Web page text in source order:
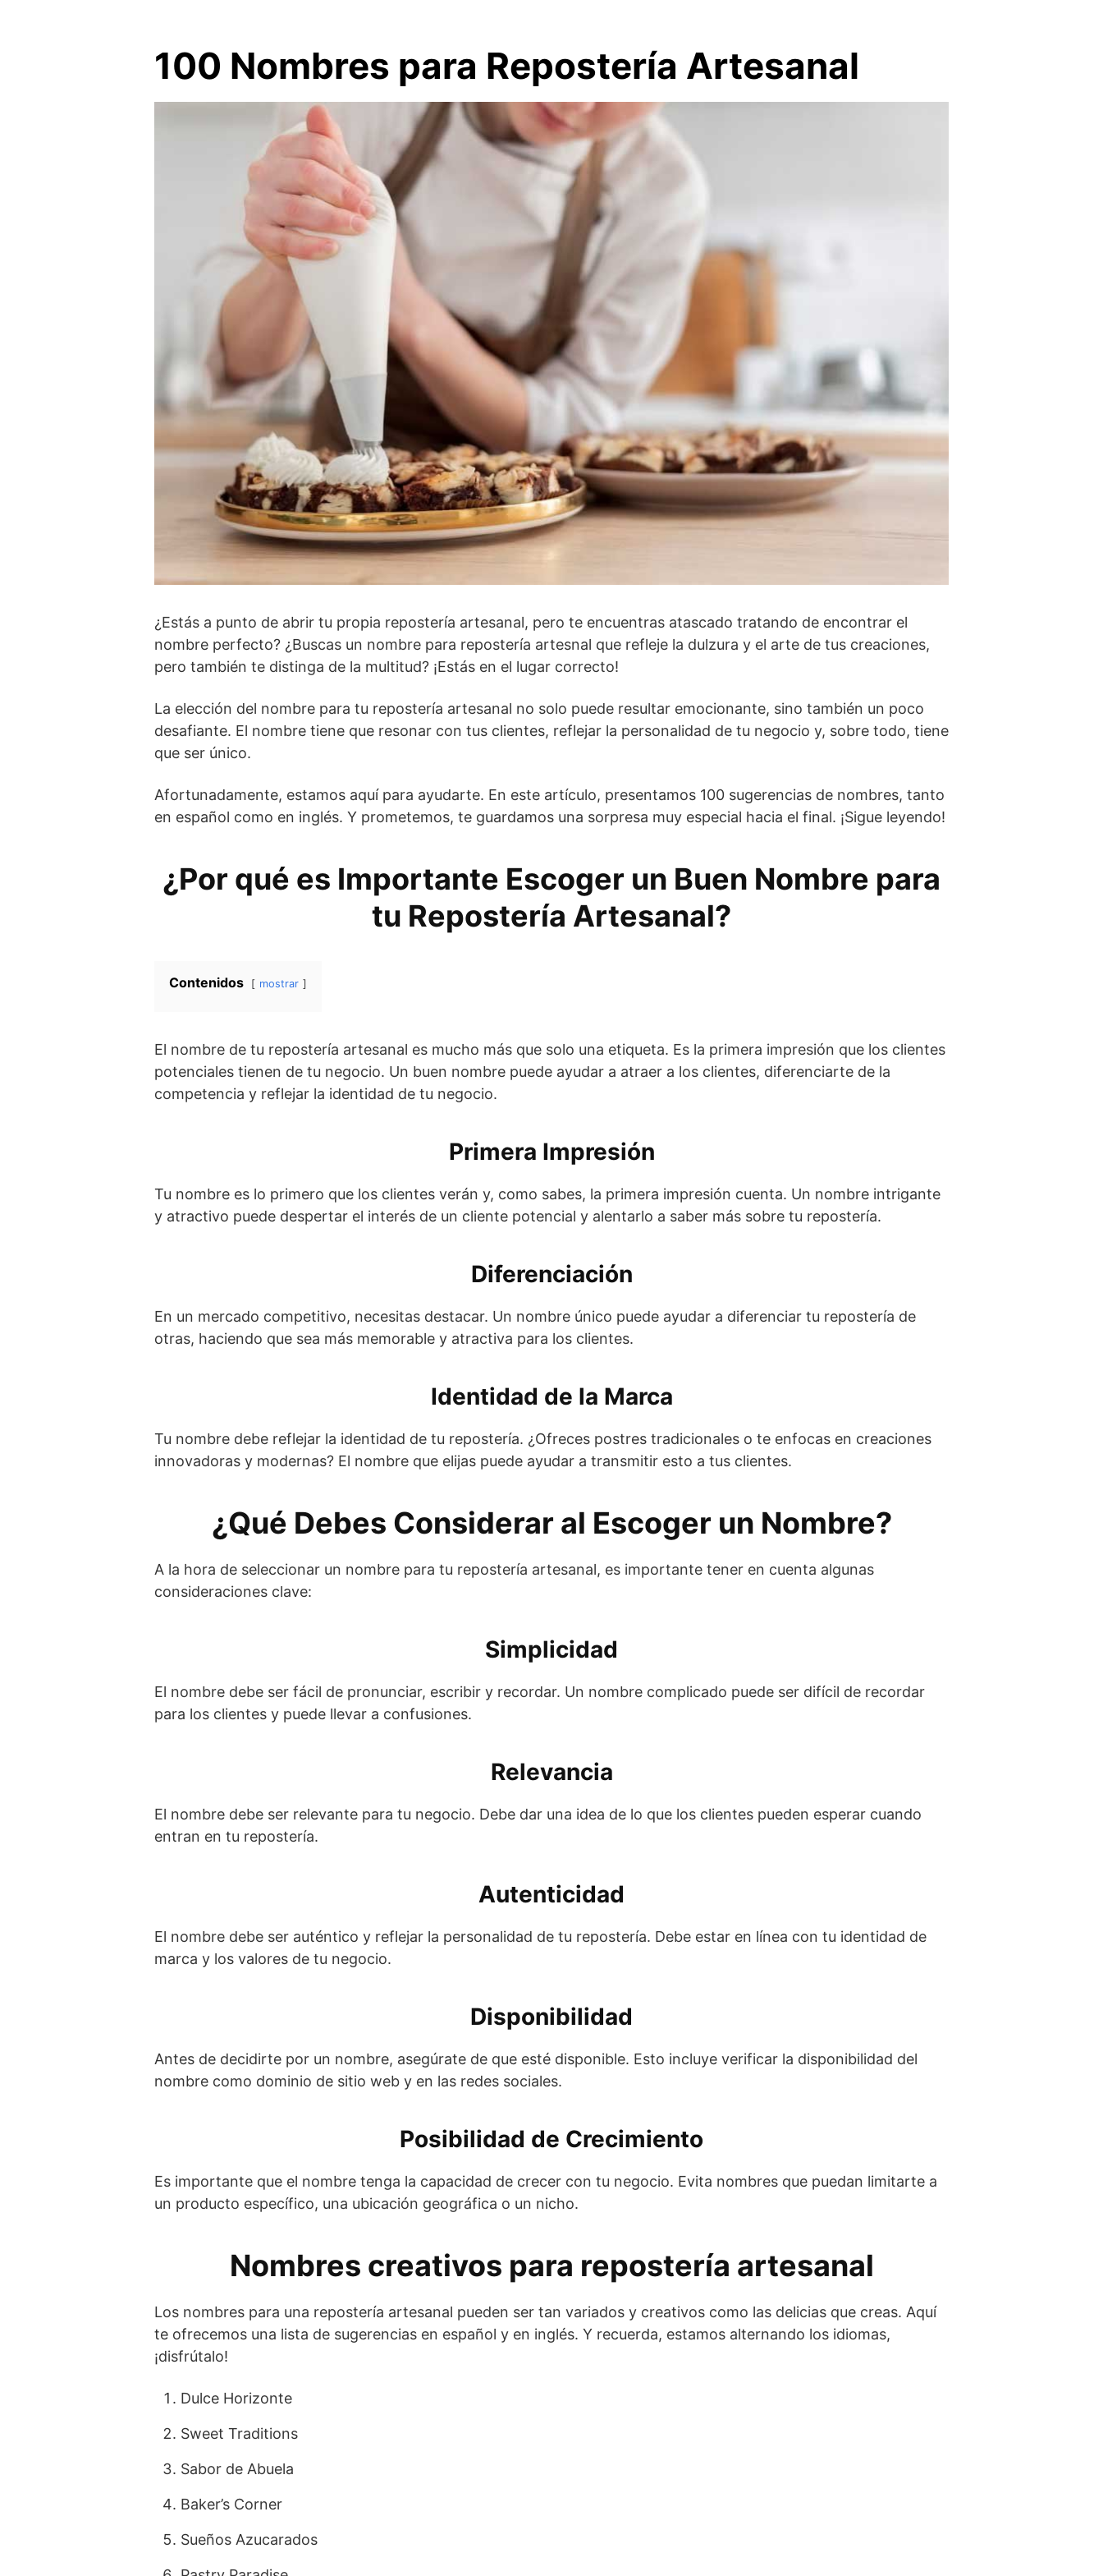
100 Nombres para Repostería Artesanal
¿Estás a punto de abrir tu propia repostería artesanal, pero te encuentras atascado tratando de encontrar el
nombre perfecto? ¿Buscas un nombre para repostería artesnal que refleje la dulzura y el arte de tus creaciones,
pero también te distinga de la multitud? ¡Estás en el lugar correcto!
La elección del nombre para tu repostería artesanal no solo puede resultar emocionante, sino también un poco
desafiante. El nombre tiene que resonar con tus clientes, reflejar la personalidad de tu negocio y, sobre todo, tiene
que ser único.
Afortunadamente, estamos aquí para ayudarte. En este artículo, presentamos 100 sugerencias de nombres, tanto
en español como en inglés. Y prometemos, te guardamos una sorpresa muy especial hacia el final. ¡Sigue leyendo!
¿Por qué es Importante Escoger un Buen Nombre para
tu Repostería Artesanal?
Contenidos mostrar
El nombre de tu repostería artesanal es mucho más que solo una etiqueta. Es la primera impresión que los clientes
potenciales tienen de tu negocio. Un buen nombre puede ayudar a atraer a los clientes, diferenciarte de la
competencia y reflejar la identidad de tu negocio.
Primera Impresión
Tu nombre es lo primero que los clientes verán y, como sabes, la primera impresión cuenta. Un nombre intrigante
y atractivo puede despertar el interés de un cliente potencial y alentarlo a saber más sobre tu repostería.
Diferenciación
En un mercado competitivo, necesitas destacar. Un nombre único puede ayudar a diferenciar tu repostería de
otras, haciendo que sea más memorable y atractiva para los clientes.
Identidad de la Marca
Tu nombre debe reflejar la identidad de tu repostería. ¿Ofreces postres tradicionales o te enfocas en creaciones
innovadoras y modernas? El nombre que elijas puede ayudar a transmitir esto a tus clientes.
¿Qué Debes Considerar al Escoger un Nombre?
A la hora de seleccionar un nombre para tu repostería artesanal, es importante tener en cuenta algunas
consideraciones clave:
Simplicidad
El nombre debe ser fácil de pronunciar, escribir y recordar. Un nombre complicado puede ser difícil de recordar
para los clientes y puede llevar a confusiones.
Relevancia
El nombre debe ser relevante para tu negocio. Debe dar una idea de lo que los clientes pueden esperar cuando
entran en tu repostería.
Autenticidad
El nombre debe ser auténtico y reflejar la personalidad de tu repostería. Debe estar en línea con tu identidad de
marca y los valores de tu negocio.
Disponibilidad
Antes de decidirte por un nombre, asegúrate de que esté disponible. Esto incluye verificar la disponibilidad del
nombre como dominio de sitio web y en las redes sociales.
Posibilidad de Crecimiento
Es importante que el nombre tenga la capacidad de crecer con tu negocio. Evita nombres que puedan limitarte a
un producto específico, una ubicación geográfica o un nicho.
Nombres creativos para repostería artesanal
Los nombres para una repostería artesanal pueden ser tan variados y creativos como las delicias que creas. Aquí
te ofrecemos una lista de sugerencias en español y en inglés. Y recuerda, estamos alternando los idiomas,
¡disfrútalo!
Dulce Horizonte
Sweet Traditions
Sabor de Abuela
Baker’s Corner
Sueños Azucarados